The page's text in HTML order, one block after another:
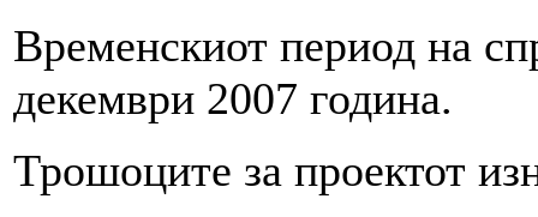
Временскиот период на
декември 2007 година.
Трошоците за проектот